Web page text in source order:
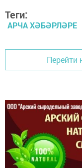
АРЧА ХӘБӘРЛӘРЕ